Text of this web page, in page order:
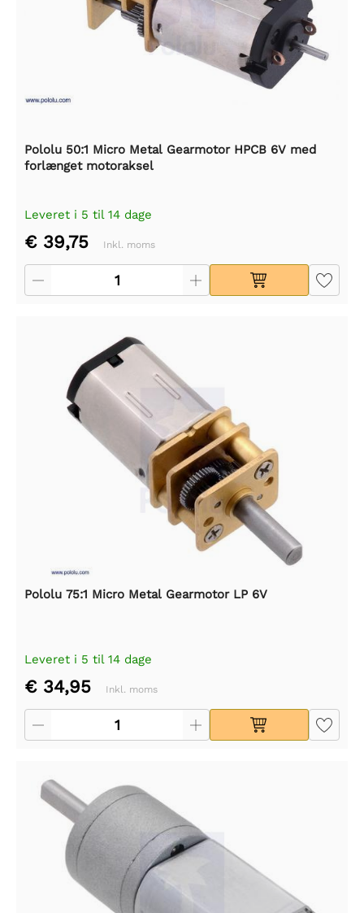
Pololu 50:1 Micro Metal Gearmotor HPCB 6V med
forlænget motoraksel
Leveret i 5 til 14 dage
€ 39,75 Inkl. moms
Pololu 75:1 Micro Metal Gearmotor LP 6V
Leveret i 5 til 14 dage
€ 34,95 Inkl. moms